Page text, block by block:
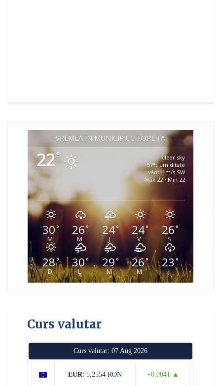
VREMEA ÎN MUNICIPIUL TOPLIȚA
22°
clear sky
57% umiditate
vânt: 1m/s SW
Max 22 • Min 22
30°
M
26°
M
24°
J
24°
V
26°
S
28°
D
30°
L
29°
M
26°
M
23 °
J
Curs valutar
Curs valutar: 07 Aug 2026
EUR: 5,2554 RON +0,0041 ▲